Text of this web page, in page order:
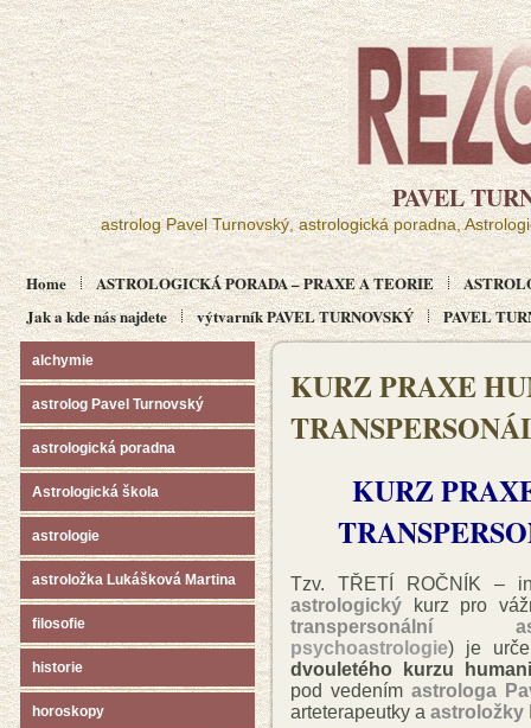
PAVEL
astrolog Pavel Turnovský, astrologická poradna,
Home ASTROLOGICKÁ PORADA – PRAXE A TEORIE
Jak a kde nás najdete
výtvarník PAVEL TURNOVSKÝ PAVEL
alchymie
astrolog Pavel Turnovský
astrologická poradna
Astrologická škola
astrologie
astroložka Lukášková Martina
filosofie
historie
horoskopy
KURZ PRAXE
KURZ
Tzv. TŘETÍ ROČNÍK –
astrologický kurz pro
transpersonální
psychoastrologie) je
dvouletého kurzu
pod vedením astrologa
arteterapeutky a astroložky